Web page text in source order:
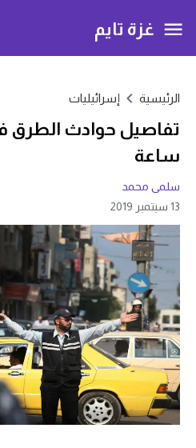
غزة تايم
الرئيسية إسرائيليات
ساعة
سلمى محمد
13 سبتمبر 2019